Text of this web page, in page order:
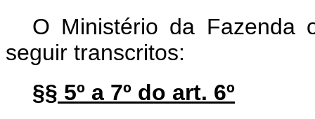
O Ministério da Fazenda
seguir transcritos:
§§ 5º a 7º do art. 6º